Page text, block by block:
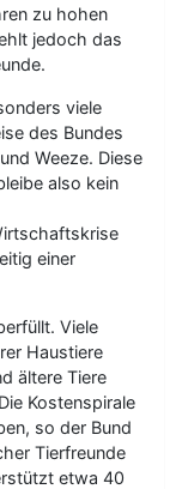
zu hohen
jedoch das
viele
des Bundes
Weeze. Diese
also kein
einer
Viele
Haustiere
ältere Tiere
Kostenspirale
so der Bund
Tierfreunde
etwa 40